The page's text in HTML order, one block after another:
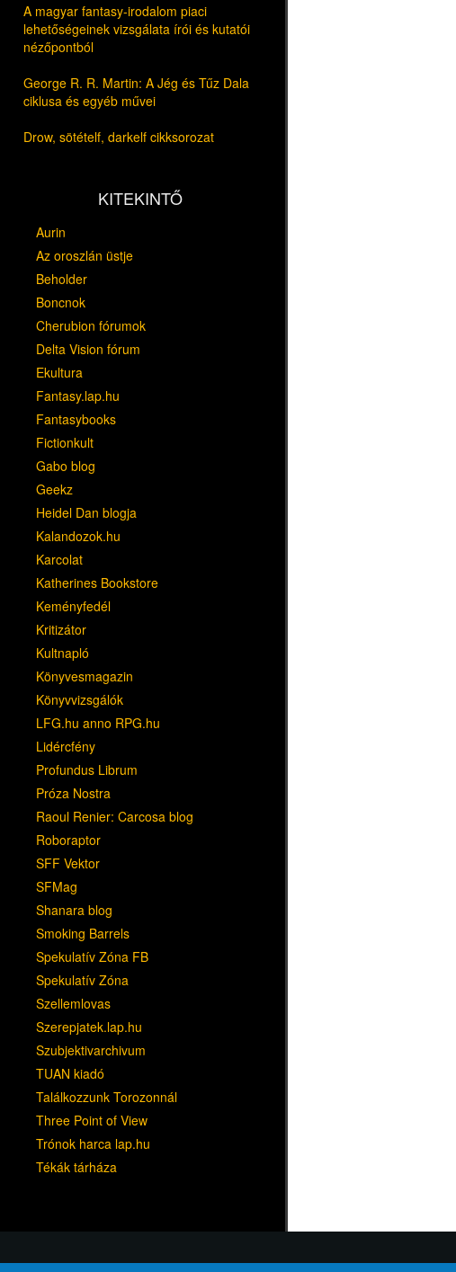
A magyar fantasy-irodalom piaci
lehetőségeinek vizsgálata írói és kutatói
nézőpontból
George R. R. Martin: A Jég és Tűz Dala
ciklusa és egyéb művei
Drow, sötételf, darkelf cikksorozat
KITEKINTŐ
Aurin
Az oroszlán üstje
Beholder
Boncnok
Cherubion fórumok
Delta Vision fórum
Ekultura
Fantasy.lap.hu
Fantasybooks
Fictionkult
Gabo blog
Geekz
Heidel Dan blogja
Kalandozok.hu
Karcolat
Katherines Bookstore
Keményfedél
Kritizátor
Kultnapló
Könyvesmagazin
Könyvvizsgálók
LFG.hu anno RPG.hu
Lidércfény
Profundus Librum
Próza Nostra
Raoul Renier: Carcosa blog
Roboraptor
SFF Vektor
SFMag
Shanara blog
Smoking Barrels
Spekulatív Zóna FB
Spekulatív Zóna
Szellemlovas
Szerepjatek.lap.hu
Szubjektivarchivum
TUAN kiadó
Találkozzunk Torozonnál
Three Point of View
Trónok harca lap.hu
Tékák tárháza